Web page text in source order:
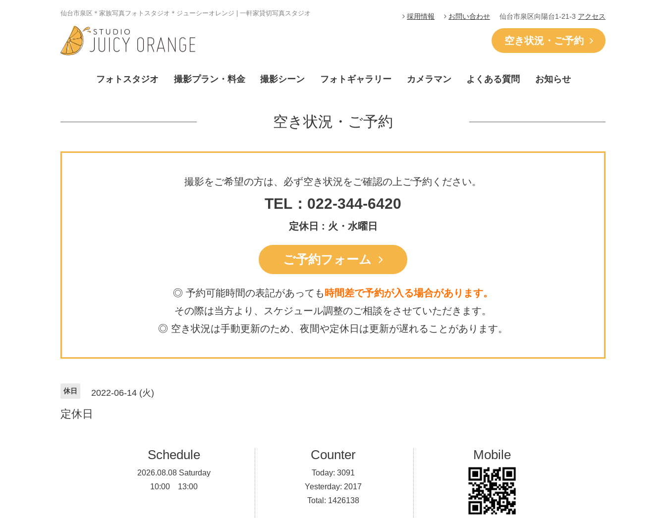
仙台市泉区＊家族写真フォトスタジオ＊ジューシーオレンジ | 一軒家貸切写真スタジオ 採用情報 お問い合わせ 仙台市泉区向陽台1-21-3 アクセス
空き状況・ご予約
フォトスタジオ 撮影プラン・料金 撮影シーン フォトギャラリー カメラマン よくある質問 お知らせ
空き状況・ご予約
撮影をご希望の方は、必ず空き状況をご確認の上ご予約ください。
TEL：022-344-6420
定休日 : 火・水曜日
ご予約フォーム
◎ 予約可能時間の表記があっても 時間差で予約が入る場合があります。
その際は当方より、スケジュール調整のご相談をさせていただきます。
◎ 空き状況は手動更新のため、 夜間や定休日は更新が遅れることがあります。
休日 2022-06-14 (火)
定休日
Schedule
2026.08.08 Saturday
10:00 13:00
Counter
Today: 3091
Yesterday: 2017
Total: 1426138
Mobile